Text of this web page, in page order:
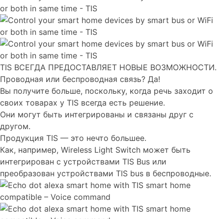
TIS ВСЕГДА ПРЕДОСТАВЛЯЕТ НОВЫЕ ВОЗМОЖНОСТИ.
Проводная или беспроводная связь? Да!
Вы получите больше, поскольку, когда речь заходит о
своих товарах у TIS всегда есть решение.
Они могут быть интегрированы и связаны друг с
другом.
Продукция TIS — это нечто большее.
Как, например, Wireless Light Switch может быть
интегрирован с устройствами TIS Bus или
преобразован устройствами TIS bus в беспроводные.